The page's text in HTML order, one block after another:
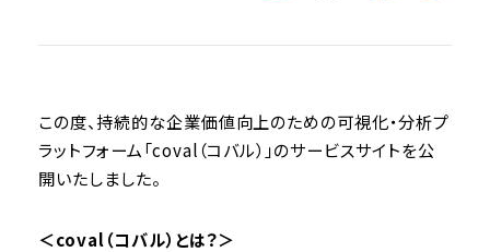
この度、持続的な企業価値向上のための可視化・分析プ
ラットフォーム「coval（コバル）」のサービスサイトを公
開いたしました。
＜coval（コバル） とは？＞